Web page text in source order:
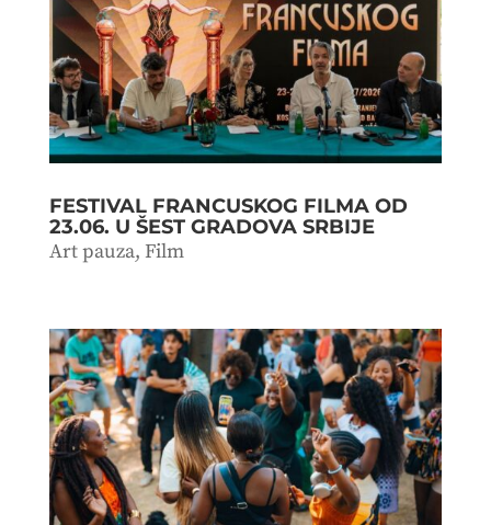
FESTIVAL FRANCUSKOG FILMA OD
23.06. U ŠEST GRADOVA SRBIJE
Art pauza, Film